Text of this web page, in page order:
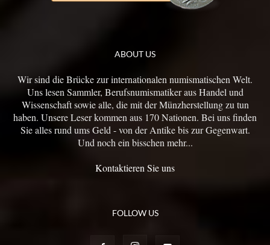
ABOUT US
Wir sind die Brücke zur internationalen numismatischen Welt.
Uns lesen Sammler, Berufsnumismatiker aus Handel und
Wissenschaft sowie alle, die mit der Münzherstellung zu tun
haben. Unsere Leser kommen aus 170 Nationen. Bei uns finden
Sie alles rund ums Geld - von der Antike bis zur Gegenwart.
Und noch ein bisschen mehr...
Kontaktieren Sie uns
FOLLOW US